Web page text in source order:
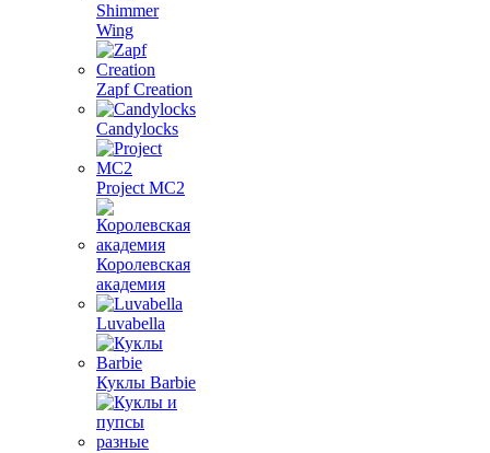
Shimmer
Wing
Zapf Creation
Candylocks
Project MС2
Королевская
академия
Luvabella
Куклы Barbie